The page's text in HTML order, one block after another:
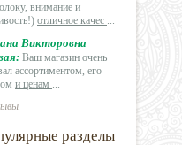
внимание и
отличное качес ...
Викторовна
Ваш магазин очень
ассортиментом, его
и ценам ...
разделы